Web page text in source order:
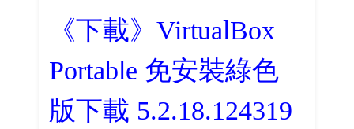
《下載》VirtualBox
Portable 免安裝綠色
版下載 5.2.18.124319